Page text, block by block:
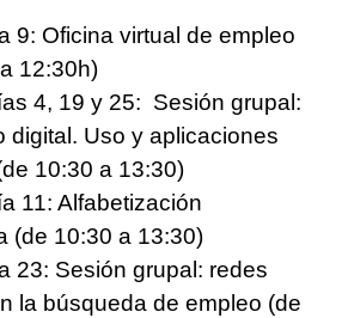
9: Oficina virtual de empleo
12:30h)
4, 19 y 25: Sesión grupal:
digital. Uso y aplicaciones
10:30 a 13:30)
11: Alfabetización
(de 10:30 a 13:30)
23: Sesión grupal: redes
la búsqueda de empleo (de